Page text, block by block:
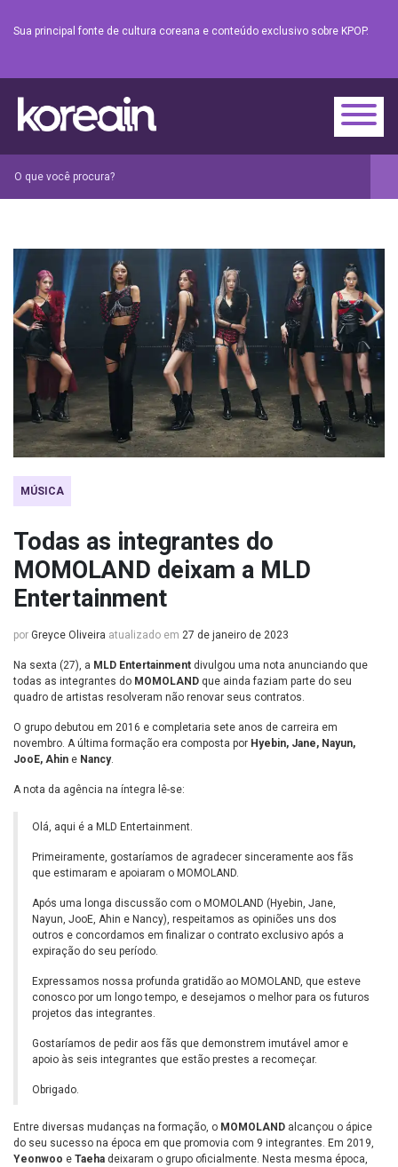
Sua principal fonte de cultura coreana e conteúdo exclusivo sobre KPOP.
MÚSICA
Todas as integrantes do
MOMOLAND deixam a MLD
Entertainment
por Greyce Oliveira atualizado em 27 de janeiro de 2023
Na sexta (27), a MLD Entertainment divulgou uma nota anunciando que
todas as integrantes do MOMOLAND que ainda faziam parte do seu
quadro de artistas resolveram não renovar seus contratos.
O grupo debutou em 2016 e completaria sete anos de carreira em
novembro. A última formação era composta por Hyebin, Jane, Nayun,
JooE, Ahin e Nancy.
A nota da agência na íntegra lê-se:
Olá, aqui é a MLD Entertainment.
Primeiramente, gostaríamos de agradecer sinceramente aos fãs
que estimaram e apoiaram o MOMOLAND.
Após uma longa discussão com o MOMOLAND (Hyebin, Jane,
Nayun, JooE, Ahin e Nancy), respeitamos as opiniões uns dos
outros e concordamos em finalizar o contrato exclusivo após a
expiração do seu período.
Expressamos nossa profunda gratidão ao MOMOLAND, que esteve
conosco por um longo tempo, e desejamos o melhor para os futuros
projetos das integrantes.
Gostaríamos de pedir aos fãs que demonstrem imutável amor e
apoio às seis integrantes que estão prestes a recomeçar.
Obrigado.
Entre diversas mudanças na formação, o MOMOLAND alcançou o ápice
do seu sucesso na época em que promovia com 9 integrantes. Em 2019,
Yeonwoo e Taeha deixaram o grupo oficialmente. Nesta mesma época,